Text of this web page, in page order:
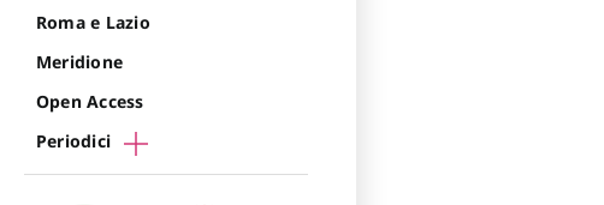
Roma e Lazio
Meridione
Open Access
Periodici